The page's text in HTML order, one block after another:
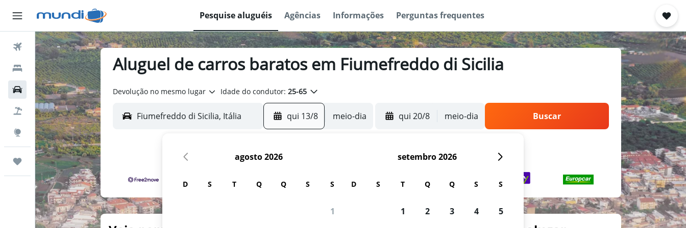
Pesquise aluguéis Agências Informações Perguntas frequentes
Passagens Aéreas
Hospedagens
Carros
Pacotes
Explore
Trips
Aluguel de carros baratos em Fiumefreddo di Sicilia
Devolução no mesmo lugar Idade do condutor: 25-65
qui 13/8 meio-dia qui 20/8 meio-dia Buscar
agosto 2026
D S T Q Q S S
1
setembro 2026
D S T Q Q S S
1 2 3 4 5